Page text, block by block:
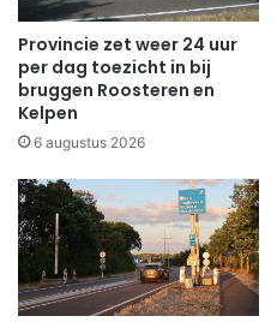
Provincie zet weer 24 uur
per dag toezicht in bij
bruggen Roosteren en
Kelpen
6 augustus 2026